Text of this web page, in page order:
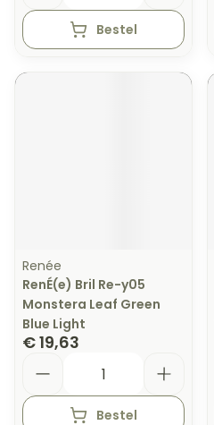
Bestel
Renée
RenÉ(e) Bril Re-y05
Monstera Leaf Green
Blue Light
€ 19,63
Bestel